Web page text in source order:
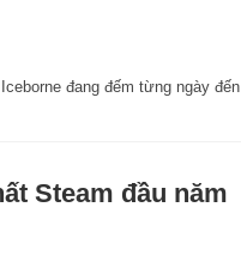
đang đếm từng ngày đến
Steam đầu năm